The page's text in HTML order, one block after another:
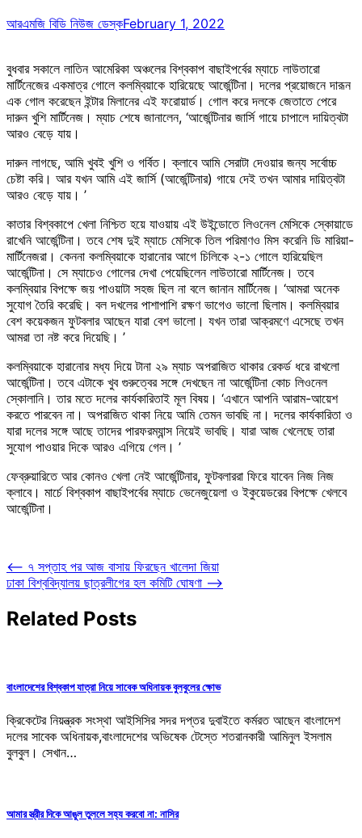
আরএমজি বিডি নিউজ ডেস্কFebruary 1, 2022
বুধবার সকালে লাতিন আমেরিকা অঞ্চলের বিশ্বকাপ বাছাইপর্বের ম্যাচে লাউতারো
মার্টিনেজের একমাত্র গোলে কলম্বিয়াকে হারিয়েছে আর্জেন্টিনা। দলের প্রয়োজনে দারূন
এক গোল করেছেন ইন্টার মিলানের এই ফরোয়ার্ড। গোল করে দলকে জেতাতে পেরে
দারুন খুশি মার্টিনেজ। ম্যাচ শেষে জানালেন, ‘আর্জেন্টিনার জার্সি গায়ে চাপালে দায়িত্বটা
আরও বেড়ে যায়।
দারুন লাগছে, আমি খুবই খুশি ও গর্বিত। ক্লাবে আমি সেরাটা দেওয়ার জন্য সর্বোচ্চ
চেষ্টা করি। আর যখন আমি এই জার্সি (আর্জেন্টিনার) গায়ে দেই তখন আমার দায়িত্বটা
আরও বেড়ে যায়। ’
কাতার বিশ্বকাপে খেলা নিশ্চিত হয়ে যাওয়ায় এই উইন্ডোতে লিওনেল মেসিকে স্কোয়াডে
রাখেনি আর্জেন্টিনা। তবে শেষ দুই ম্যাচে মেসিকে তিল পরিমাণও মিস করেনি ডি মারিয়া-
মার্টিনেজরা। কেননা কলম্বিয়াকে হারানোর আগে চিলিকে ২-১ গোলে হারিয়েছিল
আর্জেন্টিনা। সে ম্যাচেও গোলের দেখা পেয়েছিলেন লাউতারো মার্টিনেজ। তবে
কলম্বিয়ার বিপক্ষে জয় পাওয়াটা সহজ ছিল না বলে জানান মার্টিনেজ। ‘আমরা অনেক
সুযোগ তৈরি করেছি। বল দখলের পাশাপাশি রক্ষণ ভাগেও ভালো ছিলাম। কলম্বিয়ার
বেশ কয়েকজন ফুটবলার আছেন যারা বেশ ভালো। যখন তারা আক্রমণে এসেছে তখন
আমরা তা নষ্ট করে দিয়েছি। ’
কলম্বিয়াকে হারানোর মধ্য দিয়ে টানা ২৯ ম্যাচ অপরাজিত থাকার রেকর্ড ধরে রাখলো
আর্জেন্টিনা। তবে এটাকে খুব গুরুত্বের সঙ্গে দেখছেন না আর্জেন্টিনা কোচ লিওনেল
স্কোলানি। তার মতে দলের কার্যকারিতাই মূল বিষয়। ‘এখানে আপনি আরাম-আয়েশ
করতে পারবেন না। অপরাজিত থাকা নিয়ে আমি তেমন ভাবছি না। দলের কার্যকারিতা ও
যারা দলের সঙ্গে আছে তাদের পারফরম্যান্স নিয়েই ভাবছি। যারা আজ খেলেছে তারা
সুযোগ পাওয়ার দিকে আরও এগিয়ে গেল। ’
ফেব্রুয়ারিতে আর কোনও খেলা নেই আর্জেন্টিনার, ফুটবলাররা ফিরে যাবেন নিজ নিজ
ক্লাবে। মার্চে বিশ্বকাপ বাছাইপর্বের ম্যাচে ভেনেজুয়েলা ও ইকুয়েডরের বিপক্ষে খেলবে
আর্জেন্টিনা।
Post
navigation
⟵ ৭ সপ্তাহ পর আজ বাসায় ফিরছেন খালেদা জিয়া
ঢাকা বিশ্ববিদ্যালয় ছাত্রলীগের হল কমিটি ঘোষণা ⟶
Related Posts
বাংলাদেশের বিশ্বকাপ যাত্রা নিয়ে সাবেক অধিনায়ক বুলবুলের ক্ষোভ
ক্রিকেটের নিয়ন্ত্রক সংস্থা আইসিসির সদর দপ্তর দুবাইতে কর্মরত আছেন বাংলাদেশ
দলের সাবেক অধিনায়ক,বাংলাদেশের অভিষেক টেস্তে শতরানকারী আমিনুল ইসলাম
বুলবুল। সেখান…
আমার স্ত্রীর দিকে আঙুল তুললে সহ্য করবো না: নাসির